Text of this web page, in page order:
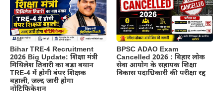
Bihar TRE-4 Recruitment
2026 Big Update: शिक्षा मंत्री
मिथिलेश तिवारी का बड़ा बयान
TRE-4 में होगी बंपर शिक्षक
बहाली, जल्द जारी होगा
नोटिफिकेशन
BPSC ADAO Exam
Cancelled 2026 : बिहार लोक
सेवा आयोग के सहायक शिक्षा
विकास पदाधिकारी की परीक्षा रद्द